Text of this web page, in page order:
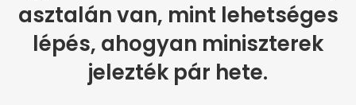
asztalán van, mint lehetséges
lépés, ahogyan miniszterek
jelezték pár hete.